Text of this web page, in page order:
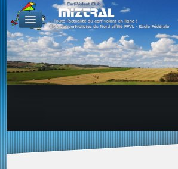
De par le monde
GALERIES
Galerie Photo
Galerie KAP
Galerie Vidéo
Proposer un lien sur votre site Web
Proposer un nouveau lien !